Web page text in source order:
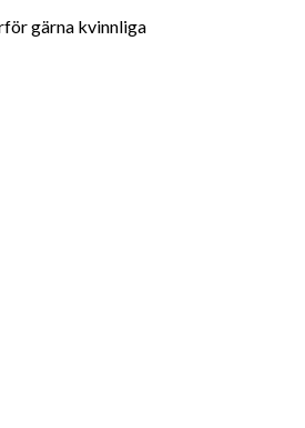
gärna kvinnliga